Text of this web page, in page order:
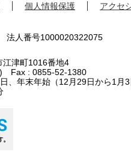
個人情報保護 アクセ
法人番号1000020322075
津町1016番地4
) Fax : 0855-52-1380
、年末年始（12月29日から1月